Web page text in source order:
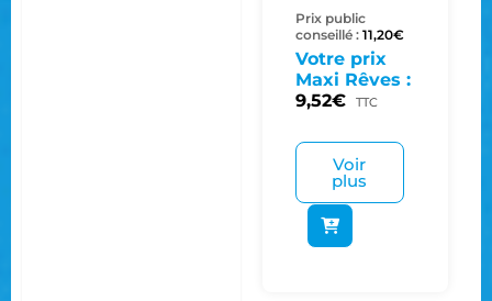
Prix public
conseillé : 11,20€
Votre prix
Maxi Rêves :
9,52€ TTC
Voir
plus